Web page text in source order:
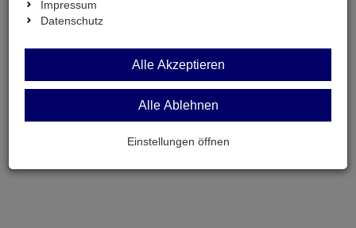
Impressum
Datenschutz
Alle Akzeptieren
Alle Ablehnen
Einstellungen öffnen